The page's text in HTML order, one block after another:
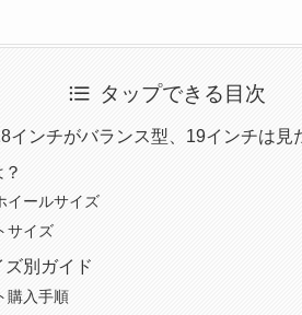
タップできる目次
インチがバランス型、19インチは見
イールサイズ
サイズ
別ガイド
購入手順